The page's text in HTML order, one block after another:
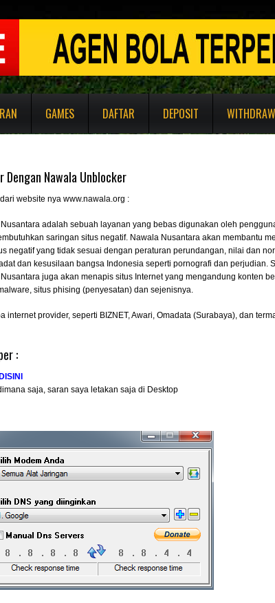
GAMES DAFTAR DEPOSIT WITHDRAW
Dengan Nawala Unblocker
website nya www.nawala.org :
adalah sebuah layanan yang bebas digunakan oleh
saringan situs negatif. Nawala Nusantara akan membantu
negatif yang tidak sesuai dengan peraturan perundangan, nilai dan
dan kesusilaan bangsa Indonesia seperti pornografi dan perjudian.
juga akan menapis situs Internet yang mengandung konten
situs phising (penyesatan) dan sejenisnya.
internet provider, seperti BIZNET, Awari, Omadata (Surabaya), dan
:
saja, saran saya letakan saja di Desktop